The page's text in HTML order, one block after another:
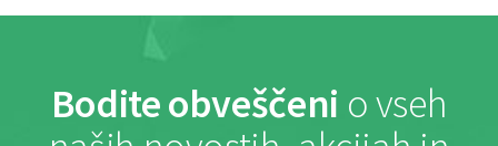
Bodite obveščeni o vseh